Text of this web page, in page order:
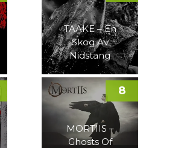
TAAKE – En
Skog Av
Nidstang
MORTIIS –
Ghosts Of
8